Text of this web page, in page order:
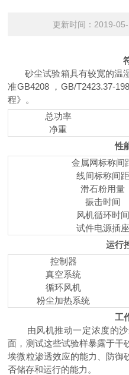
更新时间：2019-
砂尘试验箱具有较宽的温
准GB4208 ，GB/T2423.37-
程》。
总功率
净重
性
金属网标称间
线间标称间距
滑石粉用量
振击时间
风机循环时间
试件电源插座
运行
控制器
真空系统
循环风机
粉尘加热系统
工
由风机推动一定浓度的沙
面，测试这些试验样暴露于干
埃微粒渗透效应的能力、防御
否储存和运行的能力。